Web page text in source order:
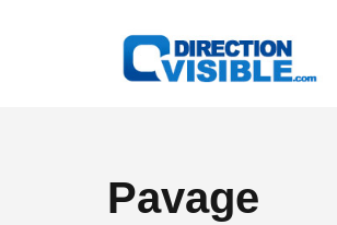
Pavage